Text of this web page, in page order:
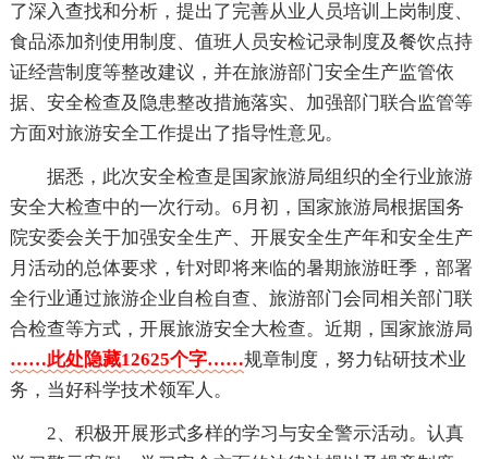
了深入查找和分析，提出了完善从业人员培训上岗制度、
食品添加剂使用制度、值班人员安检记录制度及餐饮点持
证经营制度等整改建议，并在旅游部门安全生产监管依
据、安全检查及隐患整改措施落实、加强部门联合监管等
方面对旅游安全工作提出了指导性意见。
据悉，此次安全检查是国家旅游局组织的全行业旅游
安全大检查中的一次行动。6月初，国家旅游局根据国务
院安委会关于加强安全生产、开展安全生产年和安全生产
月活动的总体要求，针对即将来临的暑期旅游旺季，部署
全行业通过旅游企业自检自查、旅游部门会同相关部门联
合检查等方式，开展旅游安全大检查。近期，国家旅游局
……此处隐藏12625个字……规章制度，努力钻研技术业
务，当好科学技术领军人。
2、积极开展形式多样的学习与安全警示活动。认真